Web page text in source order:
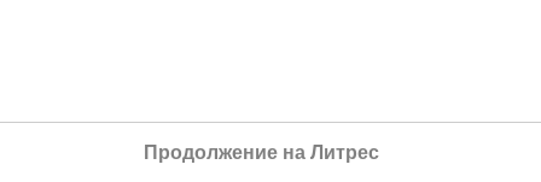
Продолжение на Литрес